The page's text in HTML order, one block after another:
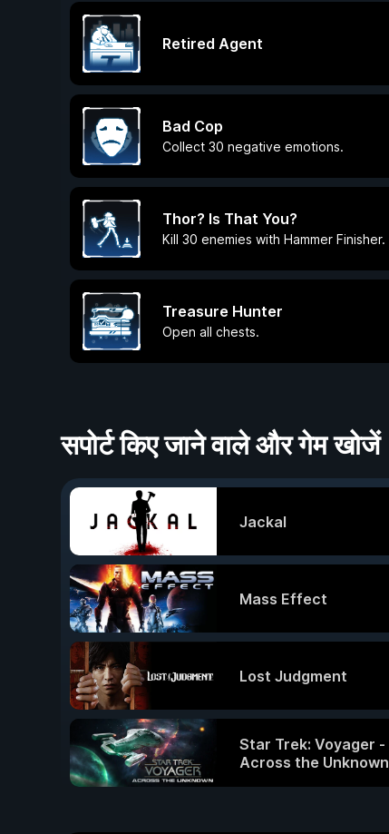
Retired Agent
Bad Cop
Collect 30 negative emotions.
Thor? Is That You?
Kill 30 enemies with Hammer Finisher.
Treasure Hunter
Open all chests.
सपोर्ट किए जाने वाले और गेम खोजें
Jackal
Mass Effect
Lost Judgment
Star Trek: Voyager -
Across the Unknown